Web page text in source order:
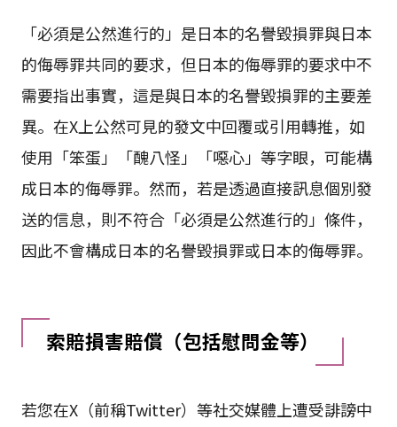
「必須是公然進行的」是日本的名譽毀損罪與日本
的侮辱罪共同的要求，但日本的侮辱罪的要求中不
需要指出事實，這是與日本的名譽毀損罪的主要差
異。在X上公然可見的發文中回覆或引用轉推，如
使用「笨蛋」「醜八怪」「噁心」等字眼，可能構
成日本的侮辱罪。然而，若是透過直接訊息個別發
送的信息，則不符合「必須是公然進行的」條件，
因此不會構成日本的名譽毀損罪或日本的侮辱罪。
索賠損害賠償（包括慰問金等）
若您在X（前稱Twitter）等社交媒體上遭受誹謗中